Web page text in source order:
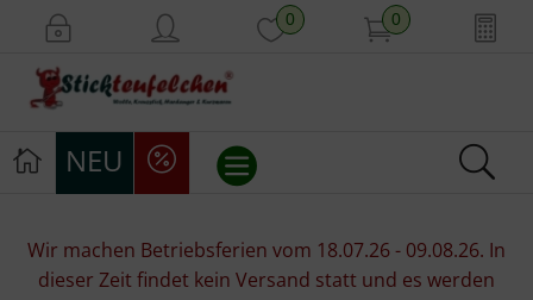
0 0
NEU
Stickpackungen
Wir machen Betriebsferien vom 18.07.26 - 09.08.26. In
dieser Zeit findet kein Versand statt und es werden